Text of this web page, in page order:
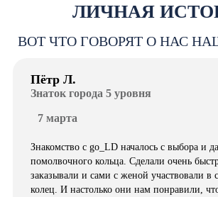
ЛИЧНАЯ
ВОТ ЧТО ГОВОРЯТ О НАС
Пётр Л.
Знаток города 5 уровня
7 марта
Знакомство с go_LD началось с выбора и
помолвочного кольца. Сделали очень
заказывали и сами с женой участвовали в
колец. И настолько они нам понравили,